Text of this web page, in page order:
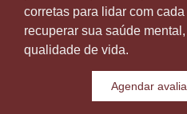
corretas para lidar com
recuperar sua saúde
qualidade de vida.
Agendar